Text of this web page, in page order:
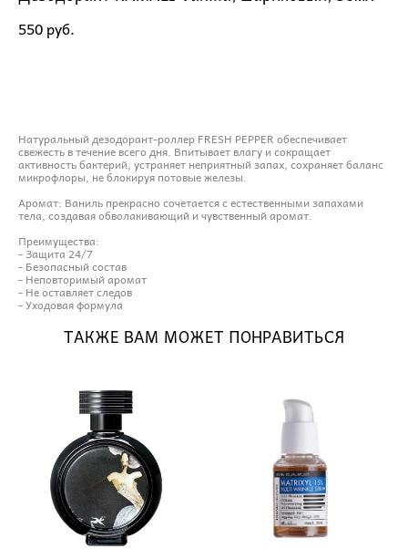
550 pуб.
Натуральный дезодорант-роллер FRESH PEPPER обеспечивает
свежесть в течение всего дня. Впитывает влагу и сокращает
активность бактерий, устраняет неприятный запах, сохраняет баланс
микрофлоры, не блокируя потовые железы.
Аромат: Ваниль прекрасно сочетается с естественными запахами
тела, создавая обволакивающий и чувственный аромат.
Преимущества:
- Защита 24/7
- Безопасный состав
- Неповторимый аромат
- Не оставляет следов
- Уходовая формула
ТАКЖЕ ВАМ МОЖЕТ ПОНРАВИТЬСЯ